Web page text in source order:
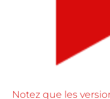
Notez que les